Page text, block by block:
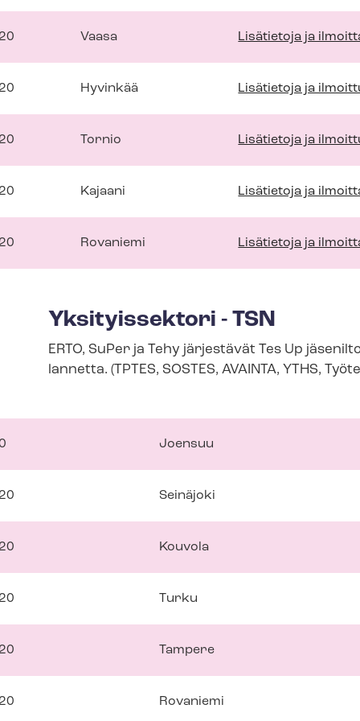
Vaasa Lisätietoja ja
Hyvinkää Lisätietoja ja
Tornio Lisätietoja ja
Kajaani Lisätietoja ja
Rovaniemi Lisätietoja ja
Yksityissektori - TSN
ERTO, SuPer ja Tehy järjestävät Tes Up
lan­net­ta. (TPTES, SOSTES, AVAINTA, YTHS,
Joensuu
Seinäjoki
Kouvola
Turku
Tampere
Rovaniemi